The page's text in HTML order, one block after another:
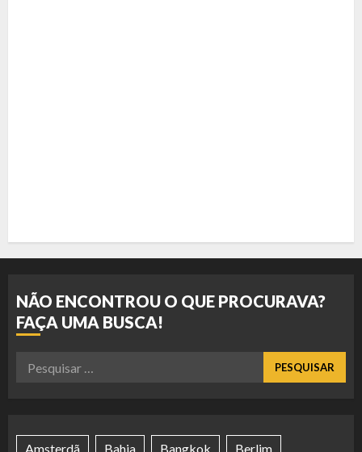
NÃO ENCONTROU O QUE PROCURAVA?
FAÇA UMA BUSCA!
Pesquisar
Amsterdã Bahia Bangkok Berlim